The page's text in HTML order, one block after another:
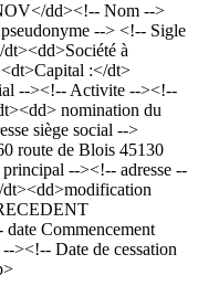
dd><!-- Nom -->
--> <!-- Sigle
à
:</dt>
--><!-- Activite --><!--
nomination du
siège social -->
route de Blois 45130
--><!-- adresse --
Commencement
><!-- Date de cessation